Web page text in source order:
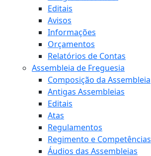
Editais
Avisos
Informações
Orçamentos
Relatórios de Contas
Assembleia de Freguesia
Composição da Assembleia
Antigas Assembleias
Editais
Atas
Regulamentos
Regimento e Competências
Áudios das Assembleias